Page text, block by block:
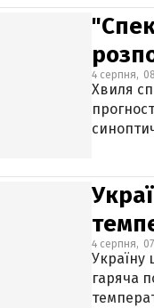
4 серпня,
Хвиля
4 серпня,
Україну
гаряча